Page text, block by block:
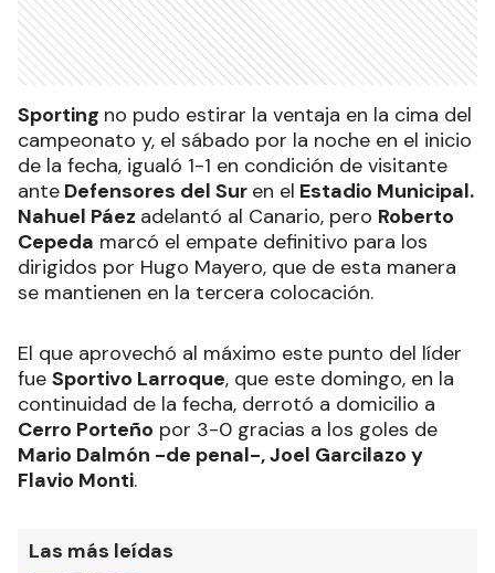
Sporting no pudo estirar la ventaja en la cima del
campeonato y, el sábado por la noche en el inicio
de la fecha, igualó 1-1 en condición de visitante
ante Defensores del Sur en el Estadio Municipal.
Nahuel Páez adelantó al Canario, pero Roberto
Cepeda marcó el empate definitivo para los
dirigidos por Hugo Mayero, que de esta manera
se mantienen en la tercera colocación.
El que aprovechó al máximo este punto del líder
fue Sportivo Larroque, que este domingo, en la
continuidad de la fecha, derrotó a domicilio a
Cerro Porteño por 3-0 gracias a los goles de
Mario Dalmón -de penal-, Joel Garcilazo y
Flavio Monti.
Las más leídas